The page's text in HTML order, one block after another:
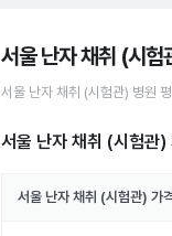
서울 난자 채취 (시험
서울 난자 채취 (시험관) 병원
서울 난자 채취 (시험관)
서울 난자 채취 (시험관) 가